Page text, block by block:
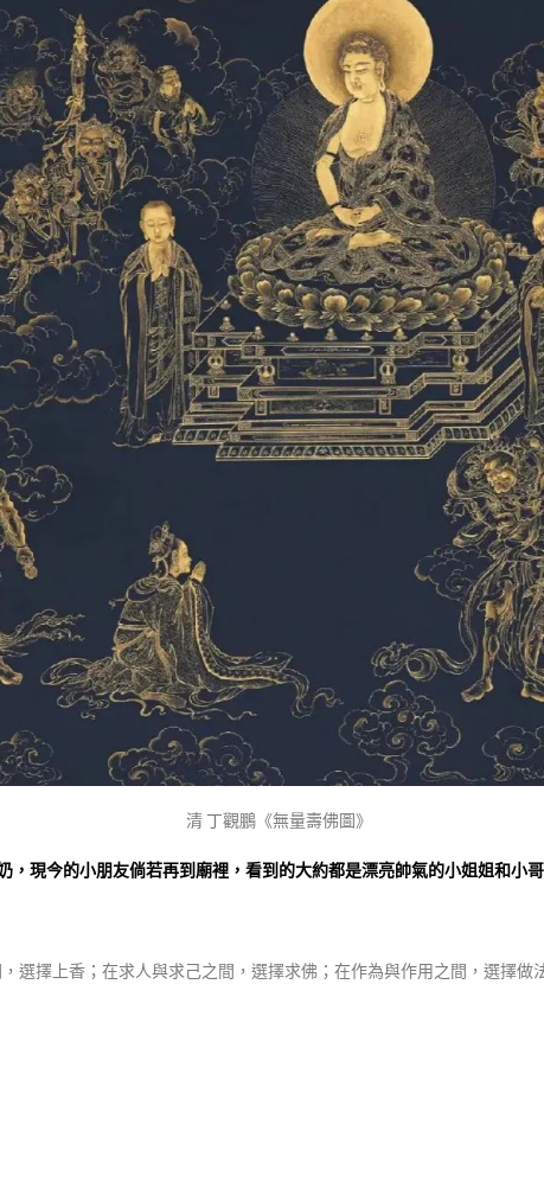
清 丁觀鵬《無量壽佛圖》
，現今的小朋友倘若再到廟裡，看到的大約都是漂亮帥氣的小姐姐和小
選擇上香；在求人與求己之間，選擇求佛；在作為與作用之間，選擇做